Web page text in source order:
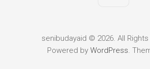
senibudayaid © 2026. All
Powered by WordPress.